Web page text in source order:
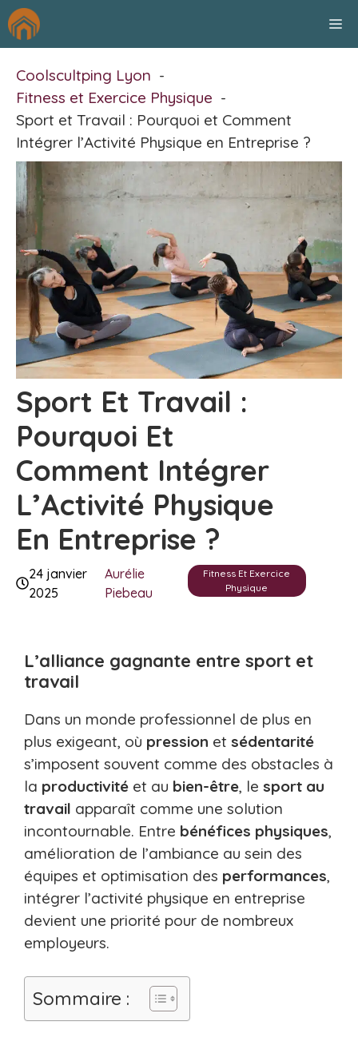
Aller
au
Coolscultping Lyon
Fitness et Exercice Physique
Sport et Travail : Pourquoi et Comment
Intégrer l’Activité Physique en Entreprise ?
Sport Et Travail :
Pourquoi Et
Comment Intégrer
L’Activité Physique
En Entreprise ?
24 janvier
2025
Aurélie
Piebeau
Fitness Et Exercice
Physique
L’alliance gagnante entre sport et
travail
Dans un monde professionnel de plus en
plus exigeant, où pression et sédentarité
s’imposent souvent comme des obstacles à
la productivité et au bien-être, le sport au
travail apparaît comme une solution
incontournable. Entre bénéfices physiques,
amélioration de l’ambiance au sein des
équipes et optimisation des performances,
intégrer l’activité physique en entreprise
devient une priorité pour de nombreux
employeurs.
Sommaire :